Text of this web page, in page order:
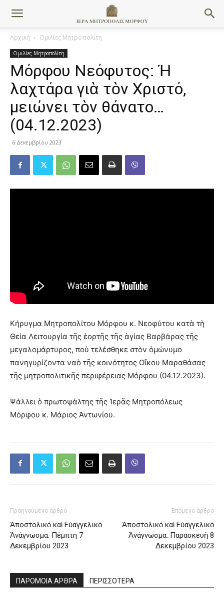
Αρχική Ομιλίες Μητροπολίτη
Ομιλίες Μητροπολίτη
Μόρφου Νεόφυτος: Ἡ
λαχτάρα γιὰ τὸν Χριστό,
μειώνει τὸν θάνατο…
(04.12.2023)
6 Δεκεμβρίου 2023
Κήρυγμα Μητροπολίτου Μόρφου κ. Νεοφύτου κατὰ τὴ
Θεία Λειτουργία τῆς ἑορτῆς τῆς ἁγίας Βαρβάρας τῆς
μεγαλομάρτυρος, ποὺ τελέσθηκε στὸν ὁμώνυμο
πανηγυρίζοντα ναὸ τῆς κοινότητος Οἴκου Μαραθάσας
τῆς μητροπολιτικῆς περιφέρειας Μόρφου (04.12.2023).
Ψάλλει ὁ πρωτοψάλτης τῆς Ἱερᾶς Μητροπόλεως
Μόρφου κ. Μάριος Ἀντωνίου.
Προηγούμενο άρθρο
Ἀποστολικὸ καὶ Εὐαγγελικὸ
Ἀνάγνωσμα: Πέμπτη 7
Δεκεμβρίου 2023
Επόμενο άρθρο
Ἀποστολικὸ καὶ Εὐαγγελικὸ
Ἀνάγνωσμα: Παρασκευὴ 8
Δεκεμβρίου 2023
ΠΑΡΟΜΟΙΑ ΑΡΘΡΑ ΠΕΡΙΣΣΟΤΕΡΑ